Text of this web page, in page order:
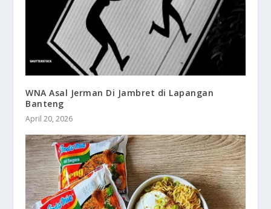
WNA Asal Jerman Di Jambret di Lapangan
Banteng
April 20, 2026